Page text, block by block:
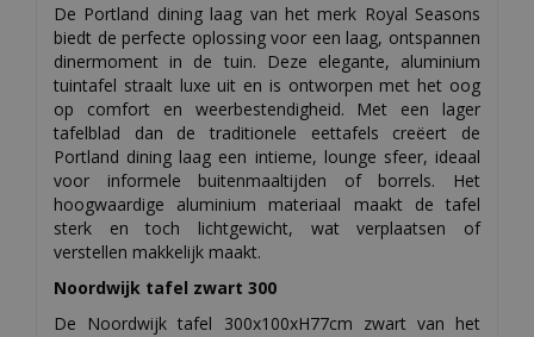
De Portland dining laag van het merk Royal Seasons
biedt de perfecte oplossing voor een laag, ontspannen
dinermoment in de tuin. Deze elegante, aluminium
tuintafel straalt luxe uit en is ontworpen met het oog
op comfort en weerbestendigheid. Met een lager
tafelblad dan de traditionele eettafels creëert de
Portland dining laag een intieme, lounge sfeer, ideaal
voor informele buitenmaaltijden of borrels. Het
hoogwaardige aluminium materiaal maakt de tafel
sterk en toch lichtgewicht, wat verplaatsen of
verstellen makkelijk maakt.
Noordwijk tafel zwart 300
De Noordwijk tafel 300x100xH77cm zwart van het